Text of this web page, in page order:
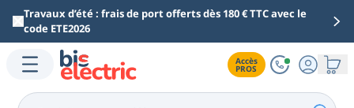
Aller au contenu principal
Travaux d’été : frais de port offerts dès 180 € TTC avec le
code ETE2026
Accès
PROS